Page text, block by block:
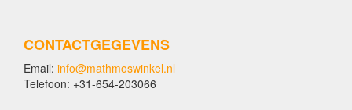
CONTACTGEGEVENS
Email: info@mathmoswinkel.nl
Telefoon: +31-654-203066